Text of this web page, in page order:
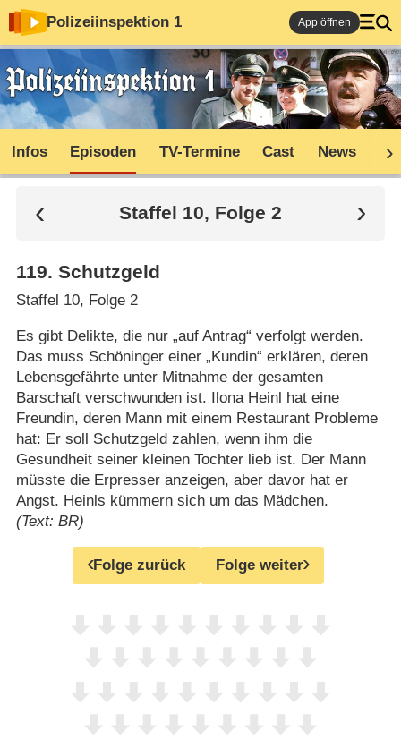
Polizeiinspektion 1 App öffnen
Infos Episoden TV-Termine Cast News
Staffel 10, Folge 2
119. Schutzgeld
Staffel 10, Folge 2
Es gibt Delikte, die nur „auf Antrag“ verfolgt werden.
Das muss Schöninger einer „Kundin“ erklären, deren
Lebensgefährte unter Mitnahme der gesamten
Barschaft verschwunden ist. Ilona Heinl hat eine
Freundin, deren Mann mit einem Restaurant Probleme
hat: Er soll Schutzgeld zahlen, wenn ihm die
Gesundheit seiner kleinen Tochter lieb ist. Der Mann
müsste die Erpresser anzeigen, aber davor hat er
Angst. Heinls kümmern sich um das Mädchen.
(Text: BR)
Folge zurück Folge weiter